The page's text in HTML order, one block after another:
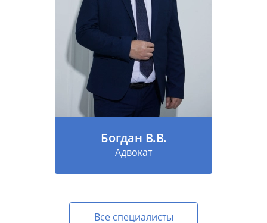
Богдан В.В.
Адвокат
Все специалисты